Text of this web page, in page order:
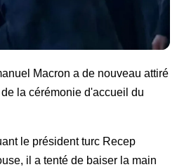
Macron a de nouveau attiré
la cérémonie d'accueil du
le président turc Recep
il a tenté de baiser la main